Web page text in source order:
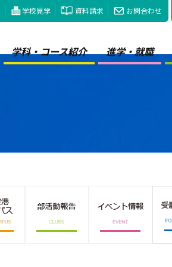
学校見学 資料請求 お問合わせ
学科・コース紹介 進学・就職